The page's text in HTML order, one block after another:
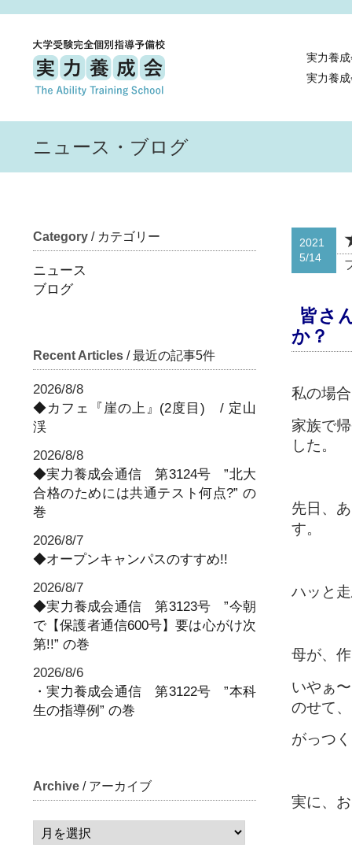
実力養
実力養
ニュース・ブログ
Category / カテゴリー
ニュース
ブログ
Recent Articles / 最近の記事5件
2026/8/8
◆カフェ『崖の上』(2度目) / 定山
渓
2026/8/8
◆実力養成会通信 第3124号 ”北大
合格のためには共通テスト何点?” の
巻
2026/8/7
◆オープンキャンパスのすすめ!!
2026/8/7
◆実力養成会通信 第3123号 ”今朝
で【保護者通信600号】要は心がけ次
第!!” の巻
2026/8/6
・実力養成会通信 第3122号 ”本科
生の指導例” の巻
Archive / アーカイブ
2021
5/14
皆さ
か？
私の場
家族で
した。
先日、
す。
ハッと
母が、
いやぁ
のせて、
がっつ
実に、